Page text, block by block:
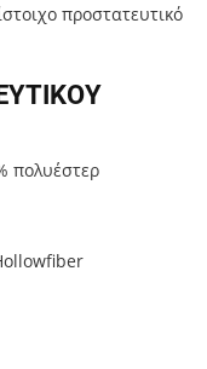
προστατευτικό
πολυέστερ